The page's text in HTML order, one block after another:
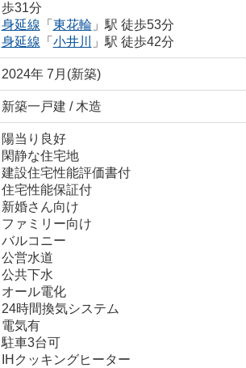
歩31分
身延線 「 東花輪」駅 徒歩53分
身延線 「 小井川 」駅 徒歩42分
2024年 7月(新築)
新築一戸建 / 木造
陽当り良好
閑静な住宅地
建設住宅性能評価書付
住宅性能保証付
新婚さん向け
ファミリー向け
バルコニー
公営水道
公共下水
オール電化
24時間換気システム
電気有
駐車3台可
IHクッキングヒーター